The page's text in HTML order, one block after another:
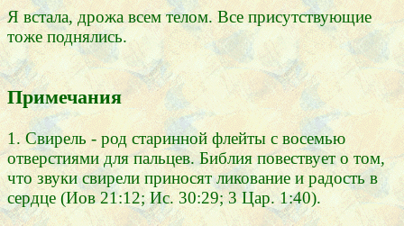
Я встала, дрожа всем телом. Все присутствующие
тоже поднялись.
Примечания
1. Свирель - род старинной флейты с воcемью
отверстиями для пальцев. Библия повествует о том,
что звуки свирели приносят ликование и радость в
сердце (Иов 21:12; Ис. 30:29; 3 Цар. 1:40).